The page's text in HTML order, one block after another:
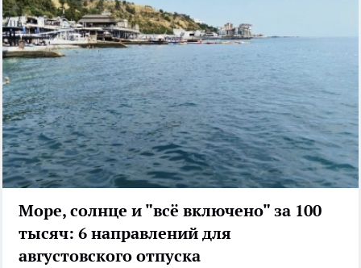
Море, солнце и "всё включено" за 100
тысяч: 6 направлений для
августовского отпуска